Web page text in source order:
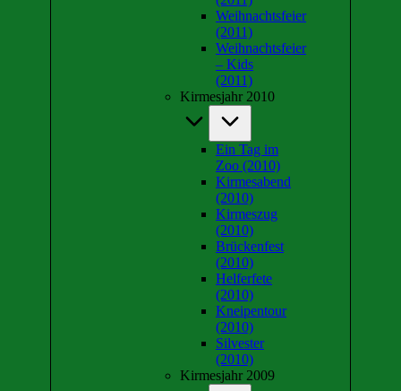
Weihnachtsfeier
(2011)
Weihnachtsfeier
– Kids
(2011)
Kirmesjahr 2010
Ein Tag im
Zoo (2010)
Kirmesabend
(2010)
Kirmeszug
(2010)
Brückenfest
(2010)
Helferfete
(2010)
Kneipentour
(2010)
Silvester
(2010)
Kirmesjahr 2009